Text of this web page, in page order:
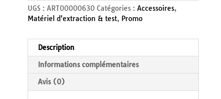
UGS : ART00000630 Catégories : Accessoires,
Matériel d'extraction & test, Promo
Description
Informations complémentaires
Avis (0)